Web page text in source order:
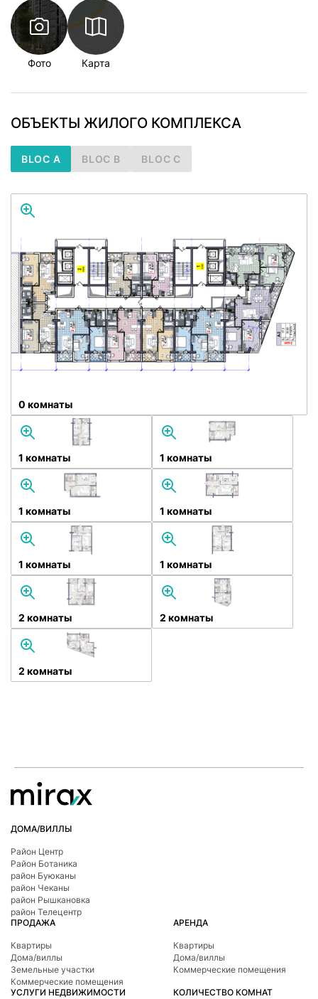
Фото Карта
ОБЪЕКТЫ ЖИЛОГО КОМПЛЕКСА
BLOC A BLOC B BLOC C
0 комнаты
1 комнаты 1 комнаты
1 комнаты 1 комнаты
1 комнаты 1 комнаты
2 комнаты 2 комнаты
2 комнаты
ДОМА/ВИЛЛЫ
Район Центр
Район Ботаникa
район Буюканы
район Чеканы
район Рышкановка
район Телецентр
ПРОДАЖА
Квартиры
Дома/виллы
Земельные участки
Коммерческие помещения
АРЕНДА
Квартиры
Дома/виллы
Коммерческие помещения
УСЛУГИ НЕДВИЖИМОСТИ КОЛИЧЕСТВО КОМНАТ